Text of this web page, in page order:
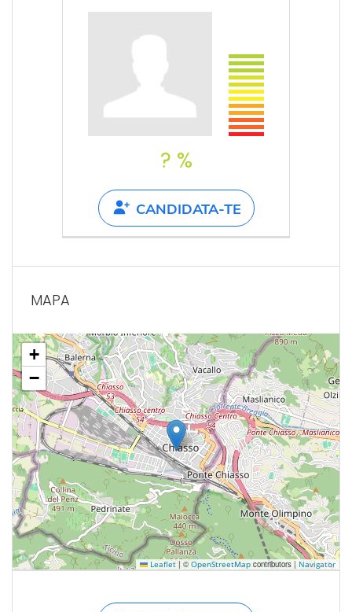
? %
CANDIDATA-TE
MAPA
+
−
Leaflet |©OpenStreetMapcontributors |Navigator